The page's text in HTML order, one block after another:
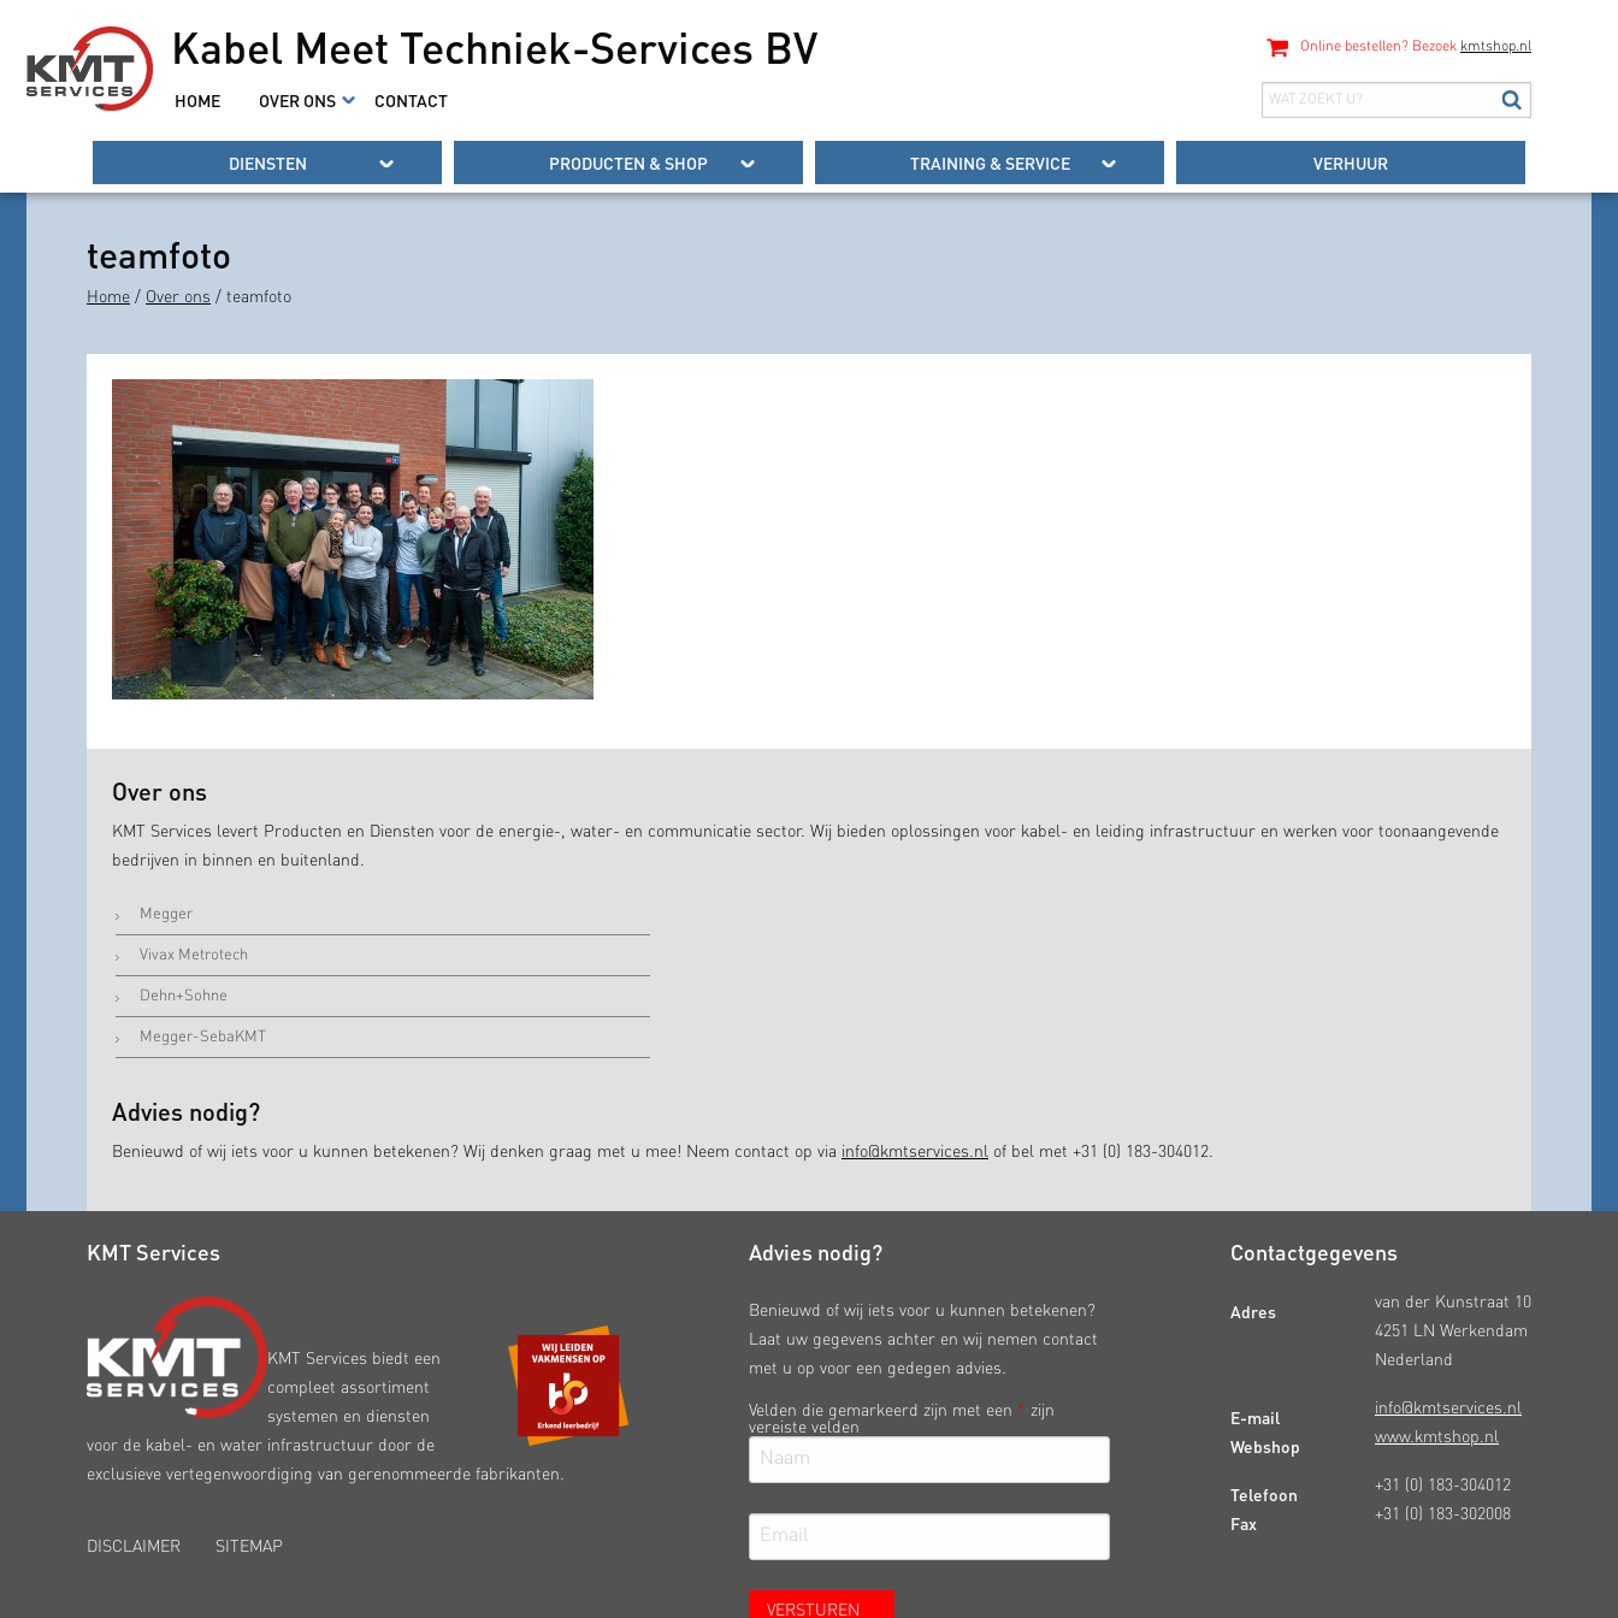
Kabel Meet Techniek-Services BV
HOME OVER ONS CONTACT
Online bestellen? Bezoek kmtshop.nl
DIENSTEN PRODUCTEN & SHOP TRAINING & SERVICE VERHUUR
teamfoto
Home / Over ons / teamfoto
Over ons
KMT Services levert Producten en Diensten voor de energie-, water- en communicatie sector. Wij bieden oplossingen voor kabel- en leiding infrastructuur en werken voor toonaangevende
bedrijven in binnen en buitenland.
Megger
Vivax Metrotech
Dehn+Sohne
Megger-SebaKMT
Advies nodig?
Benieuwd of wij iets voor u kunnen betekenen? Wij denken graag met u mee! Neem contact op via info@kmtservices.nl of bel met +31 (0) 183-304012.
KMT Services
KMT Services biedt een
compleet assortiment
systemen en diensten
voor de kabel- en water infrastructuur door de
exclusieve vertegenwoordiging van gerenommeerde fabrikanten.
DISCLAIMER SITEMAP
Advies nodig?
Benieuwd of wij iets voor u kunnen betekenen?
Laat uw gegevens achter en wij nemen contact
met u op voor een gedegen advies.
Velden die gemarkeerd zijn met een * zijn
vereiste velden
Contactgegevens
Adres
E-mail
Webshop
Telefoon
Fax
van der Kunstraat 10
4251 LN Werkendam
Nederland
info@kmtservices.nl
www.kmtshop.nl
+31 (0) 183-304012
+31 (0) 183-302008